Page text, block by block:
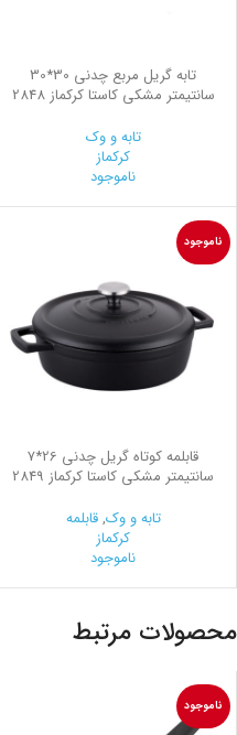
تابه گریل مربع چدنی 30*30
سانتیمتر مشکی کاستا کرکماز 2848
تابه و وک
کرکماز
ناموجود
ناموجود
قابلمه کوتاه گریل چدنی 26*7
سانتیمتر مشکی کاستا کرکماز 2849
تابه و وک,قابلمه
کرکماز
ناموجود
محصولات مرتبط
ناموجود